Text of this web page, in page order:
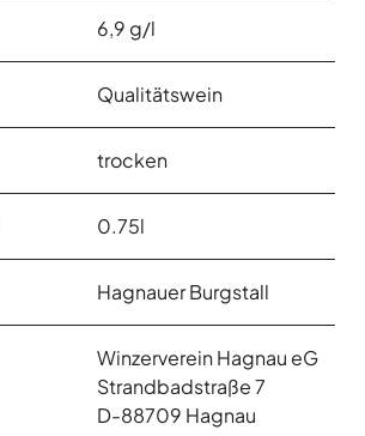
6,9 g/l
Qualitätswein
trocken
0.75l
Hagnauer Burgstall
Winzerverein Hagnau eG
Strandbadstraße 7
D-88709 Hagnau